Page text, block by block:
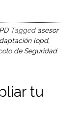
Tagged asesor
lopd,
de Seguridad
tu